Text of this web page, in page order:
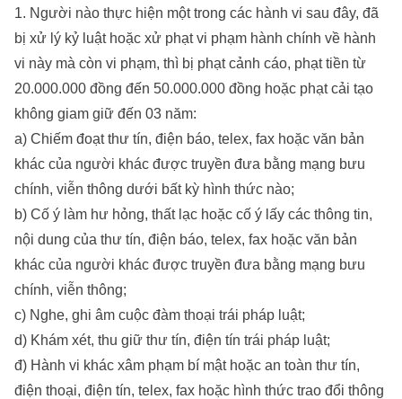
1. Người nào thực hiện một trong các hành vi sau đây, đã
bị xử lý kỷ luật hoặc xử phạt vi phạm hành chính về hành
vi này mà còn vi phạm, thì bị phạt cảnh cáo, phạt tiền từ
20.000.000 đồng đến 50.000.000 đồng hoặc phạt cải tạo
không giam giữ đến 03 năm:
a) Chiếm đoạt thư tín, điện báo, telex, fax hoặc văn bản
khác của người khác được truyền đưa bằng mạng bưu
chính, viễn thông dưới bất kỳ hình thức nào;
b) Cố ý làm hư hỏng, thất lạc hoặc cố ý lấy các thông tin,
nội dung của thư tín, điện báo, telex, fax hoặc văn bản
khác của người khác được truyền đưa bằng mạng bưu
chính, viễn thông;
c) Nghe, ghi âm cuộc đàm thoại trái pháp luật;
d) Khám xét, thu giữ thư tín, điện tín trái pháp luật;
đ) Hành vi khác xâm phạm bí mật hoặc an toàn thư tín,
điện thoại, điện tín, telex, fax hoặc hình thức trao đổi thông